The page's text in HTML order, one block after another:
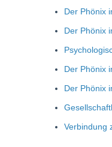
Der Phönix
Der Phönix
Der Phönix
Der Phönix
Verbindung